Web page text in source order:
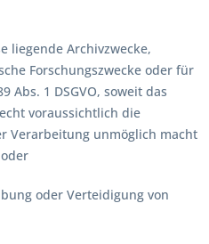
liegende Archivzwecke,
Forschungszwecke oder für
Abs. 1 DSGVO, soweit das
voraussichtlich die
Verarbeitung unmöglich macht
oder Verteidigung von